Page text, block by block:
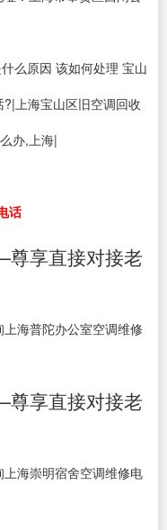
么原因 该如何处理 宝山
上海宝山区旧空调回收
办,上海|
话
享直接对接老
上海普陀办公室空调维修
享直接对接老
上海崇明宿舍空调维修电